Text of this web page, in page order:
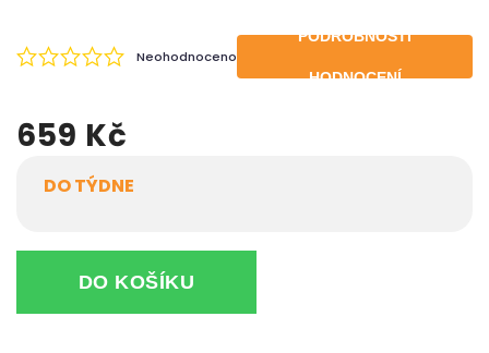
Neohodnoceno
PODROBNOSTI
HODNOCENÍ
659 Kč
DO TÝDNE
DO KOŠÍKU